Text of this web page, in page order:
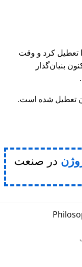
تعطیل کرد و وقت
بنیان‌گذار
تعطیل شده است.
در صنعت